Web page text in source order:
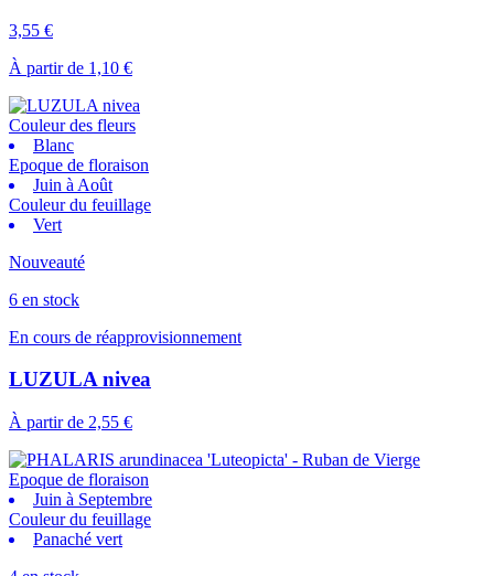
3,55 €
À partir de 1,10 €
Couleur des fleurs
Blanc
Epoque de floraison
Juin à Août
Couleur du feuillage
Vert
Nouveauté
6 en stock
En cours de réapprovisionnement
LUZULA nivea
À partir de 2,55 €
Epoque de floraison
Juin à Septembre
Couleur du feuillage
Panaché vert